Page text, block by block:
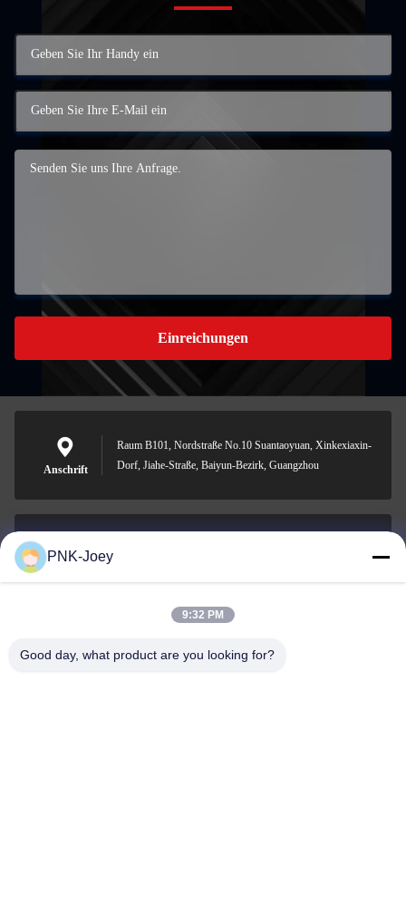
Einreichungen
Anschrift
Raum B101, Nordstraße No.10 Suantaoyuan, Xinkexiaxin-
Dorf, Jiahe-Straße, Baiyun-Bezirk, Guangzhou
E-Mail-Adresse
008613580404923
PNK-Joey
9:32 PM
Good day, what product are you looking for?